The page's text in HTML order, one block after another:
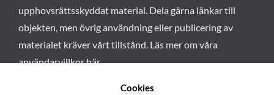
upphovsrättsskyddat material. Dela gärna länkar till
objekten, men övrig användning eller publicering av
materialet kräver vårt tillstånd. Läs mer om våra
användarvillkor här.
Cookies